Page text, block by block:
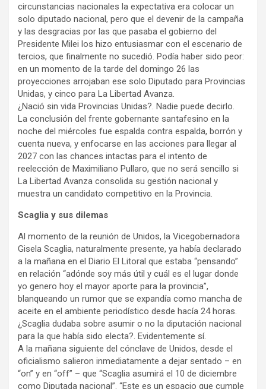
circunstancias nacionales la expectativa era colocar un
solo diputado nacional, pero que el devenir de la campaña
y las desgracias por las que pasaba el gobierno del
Presidente Milei los hizo entusiasmar con el escenario de
tercios, que finalmente no sucedió. Podía haber sido peor:
en un momento de la tarde del domingo 26 las
proyecciones arrojaban ese solo Diputado para Provincias
Unidas, y cinco para La Libertad Avanza.
¿Nació sin vida Provincias Unidas?. Nadie puede decirlo.
La conclusión del frente gobernante santafesino en la
noche del miércoles fue espalda contra espalda, borrón y
cuenta nueva, y enfocarse en las acciones para llegar al
2027 con las chances intactas para el intento de
reelección de Maximiliano Pullaro, que no será sencillo si
La Libertad Avanza consolida su gestión nacional y
muestra un candidato competitivo en la Provincia.
Scaglia y sus dilemas
Al momento de la reunión de Unidos, la Vicegobernadora
Gisela Scaglia, naturalmente presente, ya había declarado
a la mañana en el Diario El Litoral que estaba “pensando”
en relación “adónde soy más útil y cuál es el lugar donde
yo genero hoy el mayor aporte para la provincia”,
blanqueando un rumor que se expandía como mancha de
aceite en el ambiente periodístico desde hacía 24 horas.
¿Scaglia dudaba sobre asumir o no la diputación nacional
para la que había sido electa?. Evidentemente sí.
A la mañana siguiente del cónclave de Unidos, desde el
oficialismo salieron inmediatamente a dejar sentado – en
“on” y en “off” – que “Scaglia asumirá el 10 de diciembre
como Diputada nacional”. “Este es un espacio que cumple